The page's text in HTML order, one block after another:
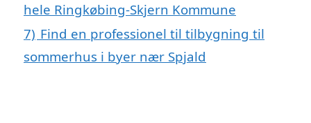
hele Ringkøbing-Skjern Kommune
7) Find en professionel til tilbygning til
sommerhus i byer nær Spjald